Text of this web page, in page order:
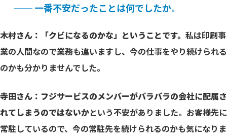
── 一番不安だったことは何でしたか。
木村さん：「クビになるのかな」ということです。 私は印刷事
業の人間なので業務も違いますし、今の仕事をやり続けられる
のかも分かりませんでした。
寺田さん：フジサービスのメンバーがバラバラの会社に配属さ
れてしまうのではないかという不安がありました。お客様先に
常駐しているので、今の常駐先を続けられるのかも気になりま